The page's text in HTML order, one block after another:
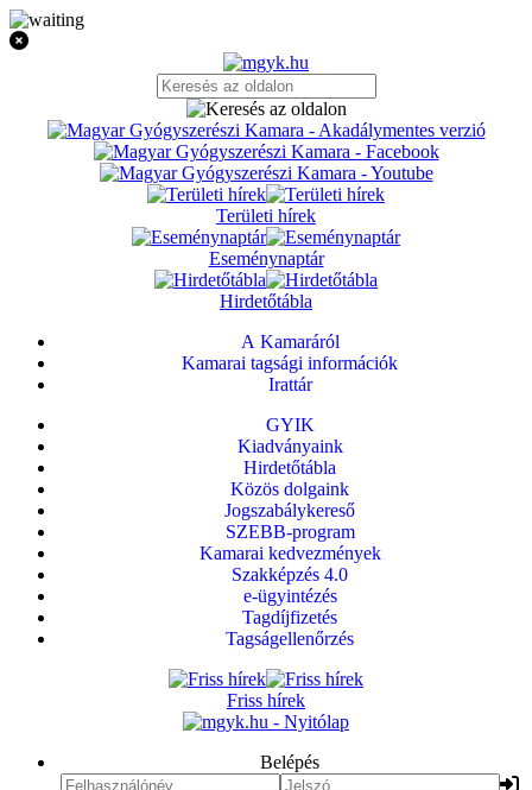
Területi hírek
Eseménynaptár
Hirdetőtábla
A Kamaráról
Kamarai tagsági információk
Irattár
GYIK
Kiadványaink
Hirdetőtábla
Közös dolgaink
Jogszabálykereső
SZEBB-program
Kamarai kedvezmények
Szakképzés 4.0
e-ügyintézés
Tagdíjfizetés
Tagságellenőrzés
Friss hírek
Belépés